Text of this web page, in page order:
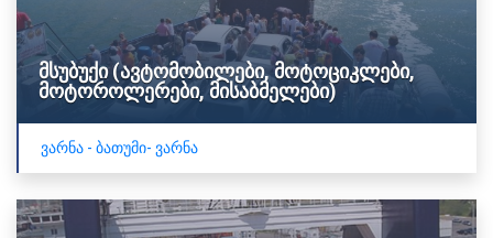
მსუბუქი (ავტომობილები, მოტოციკლები,
მოტოროლერები, მისაბმელები)
ვარნა - ბათუმი- ვარნა